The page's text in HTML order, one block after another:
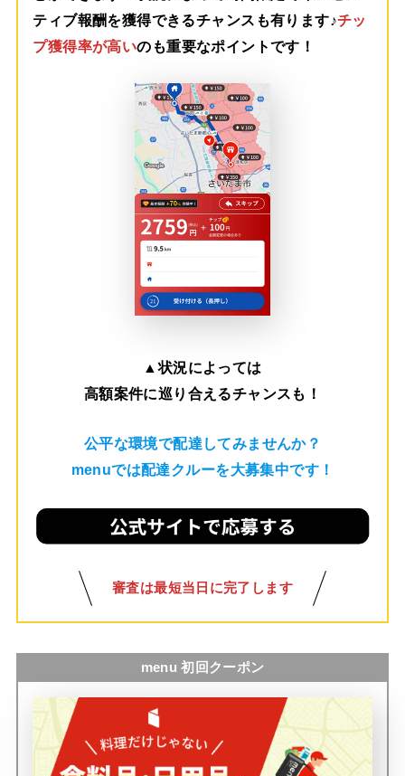
ティブ報酬を獲得できるチャンスも有ります♪チッ
プ獲得率が高いのも重要なポイントです！
▲状況によっては
高額案件に巡り合えるチャンスも！
公平な環境で配達してみませんか？
menuでは配達クルーを大募集中です！
審査は最短当日に完了します
menu 初回クーポン